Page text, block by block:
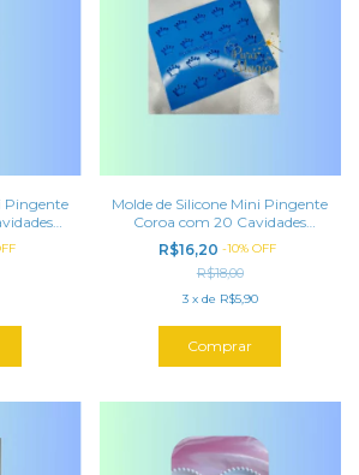
Pingente
Caneta
Molde de Silicone Mini Pingente
Coroa com 20 Cavidades
(2mm) para Tampa de Caneta
R$16,20-10%OFF
R$18,00
3 x de R$5,90